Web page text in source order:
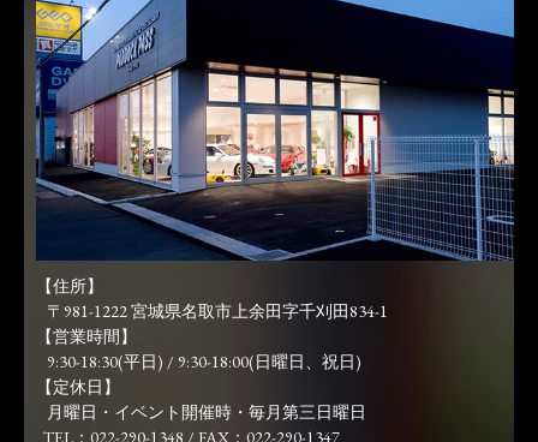
【住所】
〒981-1222 宮城県名取市上余田字千刈田834-1
【営業時間】
9:30-18:30(平日) / 9:30-18:00(日曜日、祝日)
【定休日】
月曜日・イベント開催時・毎月第三日曜日
TEL：022-290-1348 / FAX：022-290-1347